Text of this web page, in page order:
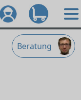
Beratung